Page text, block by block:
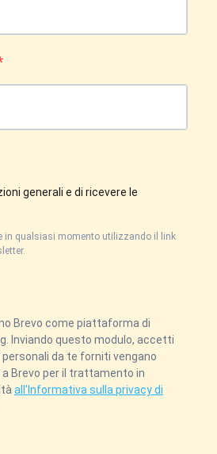
generali e di ricevere le
in qualsiasi momento utilizzando il link
Brevo come piattaforma di
Inviando questo modulo, accetti
personali da te forniti vengano
Brevo per il trattamento in
all'Informativa sulla privacy di